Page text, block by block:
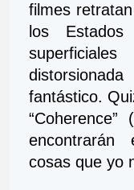
filmes
los
fantástico.
encontrarán
cosas que yo